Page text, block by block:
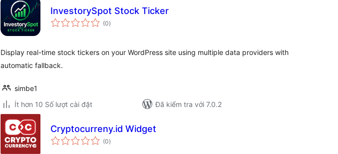
InvestorySpot Stock Ticker
(0tổng
đánh
)
Display real-time stock tickers on your WordPress site using multiple data providers with
automatic fallback.
simbe1
Ít hơn 10 Số lượt cài đặt
Đã kiểm tra với 7.0.2
Cryptocurreny.id Widget
(0tổng
đánh
)